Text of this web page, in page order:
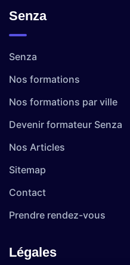
Senza
Senza
Nos formations
Nos formations par ville
Devenir formateur Senza
Nos Articles
Sitemap
Contact
Prendre rendez-vous
Légales